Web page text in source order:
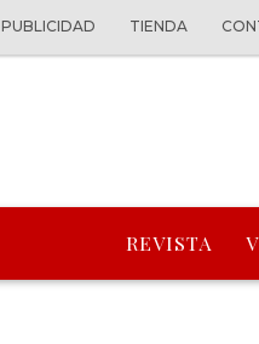
PUBLICIDAD TIENDA
REVISTA